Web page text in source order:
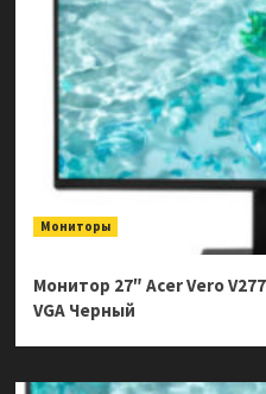
Мониторы
Монитор 27″ Acer Vero
VGA Черный